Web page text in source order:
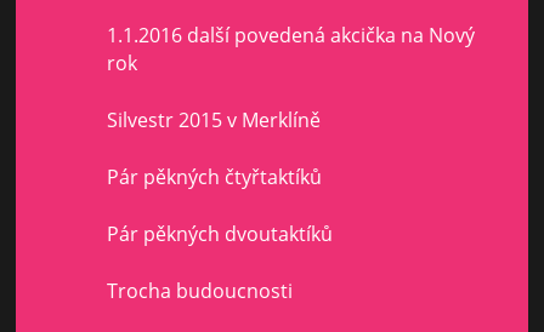
1.1.2016 další povedená akcička na Nový
rok
Silvestr 2015 v Merklíně
Pár pěkných čtyřtaktíků
Pár pěkných dvoutaktíků
Trocha budoucnosti